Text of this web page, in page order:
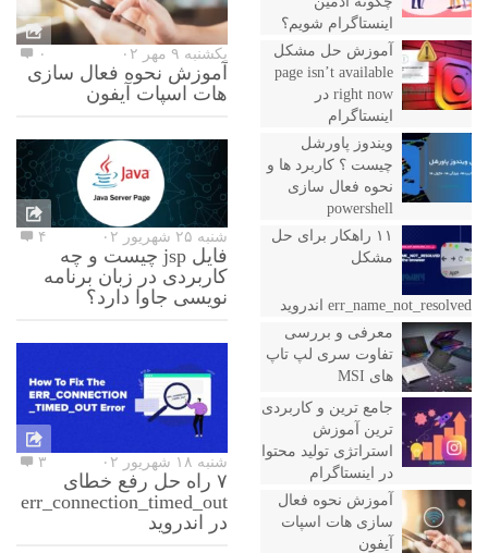
اینستاگرام شویم؟
آموزش حل مشکل
page isn’t available
right now در
اینستاگرام
ویندوز پاورشل
چیست ؟ کاربرد ها و
نحوه فعال سازی
powershell
۱۱ راهکار برای حل
مشکل
err_name_not_resolved اندروید
معرفی و بررسی
تفاوت سری لپ تاپ
های MSI
جامع ترین و کاربردی
ترین آموزش
استراتژی تولید محتوا
در اینستاگرام
آموزش نحوه فعال
سازی هات اسپات
آیفون
یکشنبه ۹ مهر ۰۲ ۰
آموزش نحوه فعال سازی
هات اسپات آیفون
شنبه ۲۵ شهریور ۰۲ ۴
فایل jsp چیست و چه
کاربردی در زبان برنامه
نویسی جاوا دارد؟
شنبه ۱۸ شهریور ۰۲ ۳
۷ راه حل رفع خطای
err_connection_timed_out
در اندروید